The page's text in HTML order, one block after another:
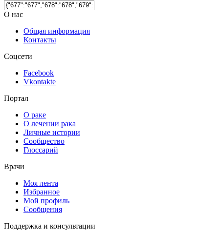
О нас
Общая информация
Контакты
Соцсети
Facebook
Vkontakte
Портал
О раке
О лечении рака
Личные истории
Сообщество
Глоссарий
Врачи
Моя лента
Избранное
Мой профиль
Сообщения
Поддержка и консультации